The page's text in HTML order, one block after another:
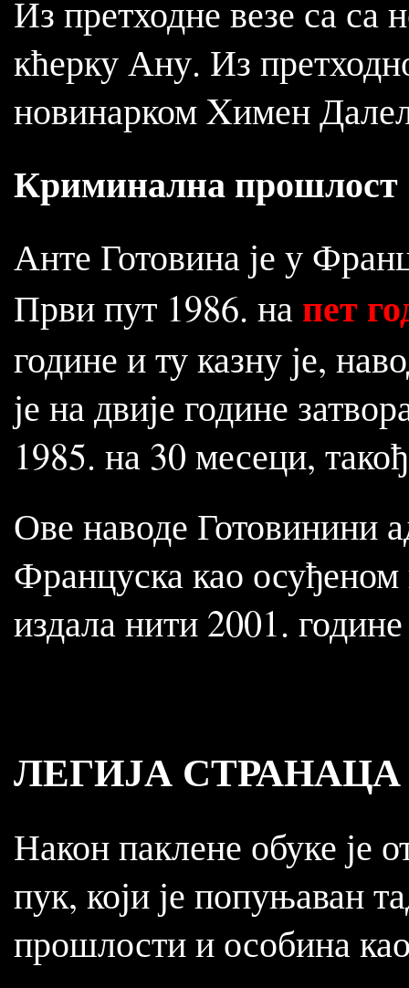
Из претходне везе са
кћерку Ану. Из
новинарком Xимен
Криминална прошлост
Анте Готовина је у
Први пут 1986. на пет
године и ту казну је,
је на двије године
1985. на 30 месеци,
Ове наводе Готовинини
Француска као
издала нити 2001.
ЛЕГИЈА СТРАНАЦА
Након паклене обуке је
пук, који је попуњаван
прошлости и особина